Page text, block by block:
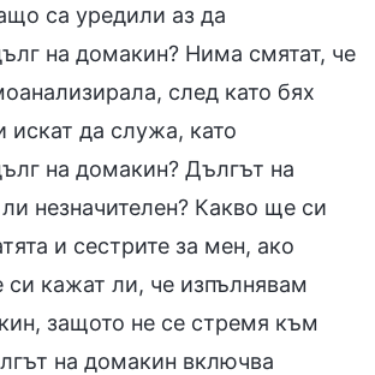
са уредили аз да
на домакин? Нима смятат, че
след като бях
искат да служа, като
на домакин? Дългът на
незначителен? Какво ще си
и сестрите за мен, ако
си кажат ли, че изпълнявам
защото не се стремя към
на домакин включва